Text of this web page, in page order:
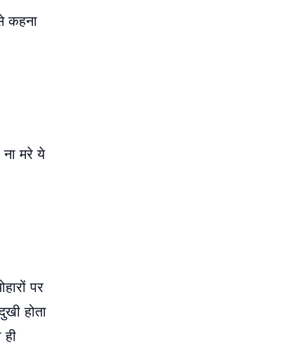
कहना
मरे ये
पर
होता